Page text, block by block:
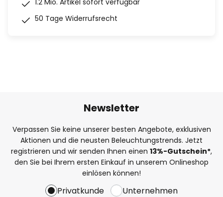
1.2 Mio. Artikel sofort verfügbar
50 Tage Widerrufsrecht
Newsletter
Verpassen Sie keine unserer besten Angebote, exklusiven
Aktionen und die neusten Beleuchtungstrends. Jetzt
registrieren und wir senden Ihnen einen 13%-Gutschein*,
den Sie bei Ihrem ersten Einkauf in unserem Onlineshop
einlösen können!
Privatkunde Unternehmen